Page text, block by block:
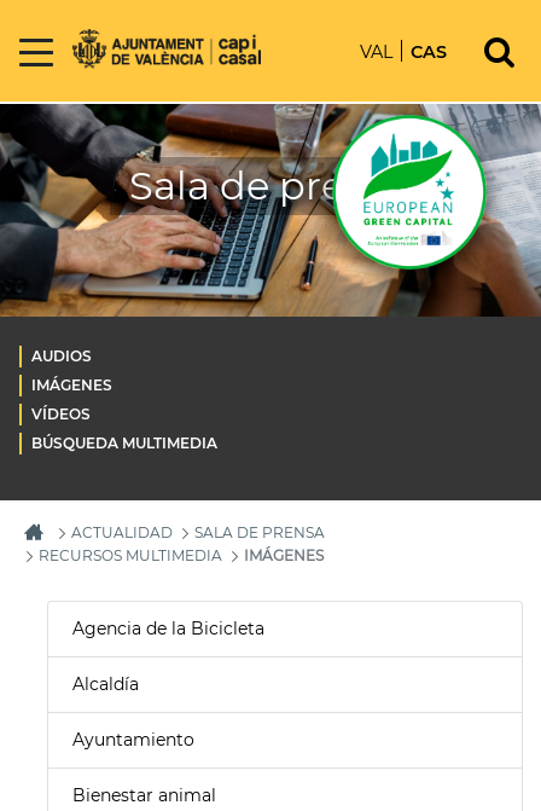
VAL CAS
Sala de prensa
AUDIOS
IMÁGENES
VÍDEOS
BÚSQUEDA MULTIMEDIA
ACTUALIDAD
SALA DE PRENSA
RECURSOS MULTIMEDIA
IMÁGENES
Agencia de la Bicicleta
Alcaldía
Ayuntamiento
Bienestar animal